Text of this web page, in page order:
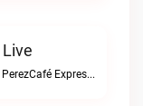
Café Express Radio con Ariel PerezCafé Express Radio live